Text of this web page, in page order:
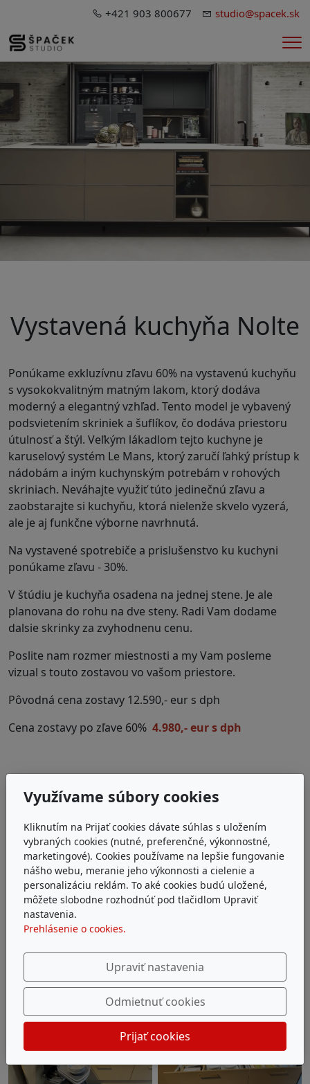
+421 903 800677 studio@spacek.sk
Vystavená kuchyňa Nolte
Ponúkame exkluzívnu zľavu 60% na vystavenú kuchyňu
s vysokokvalitným matným lakom, ktorý dodáva
moderný a elegantný vzhľad. Tento model je vybavený
podsvietením skriniek a šuflíkov, čo dodáva priestoru
útulnosť a štýl. Veľkým lákadlom tejto kuchyne je
karuselový systém Le Mans, ktorý zaručí ľahký prístup k
nádobám a iným kuchynským potrebám v rohových
skriniach. Neváhajte využiť túto jedinečnú zľavu a
zaobstarajte si kuchyňu, ktorá nielenže skvelo vyzerá,
ale je aj funkčne výborne navrhnutá.
Na vystavené spotrebiče a prislušenstvo ku kuchyni
ponúkame zľavu - 30%.
V štúdiu je kuchyňa osadena na jednej stene. Je ale
planovana do rohu na dve steny. Radi Vam dodame
dalsie skrinky za zvyhodnenu cenu.
Poslite nam rozmer miestnosti a my Vam posleme
vizual s touto zostavou vo vašom priestore.
Pôvodná cena zostavy 12.590,- eur s dph
Cena zostavy po zľave 60% 4.980,- eur s dph
Využívame súbory cookies
Kliknutím na Prijať cookies dávate súhlas s uložením
vybraných cookies (nutné, preferenčné, výkonnostné,
marketingové). Cookies používame na lepšie fungovanie
nášho webu, meranie jeho výkonnosti a cielenie a
personalizáciu reklám. To aké cookies budú uložené,
môžete slobodne rozhodnúť pod tlačidlom Upraviť
nastavenia.
Prehlásenie o cookies.
Upraviť nastavenia
Odmietnuť cookies
Prijať cookies